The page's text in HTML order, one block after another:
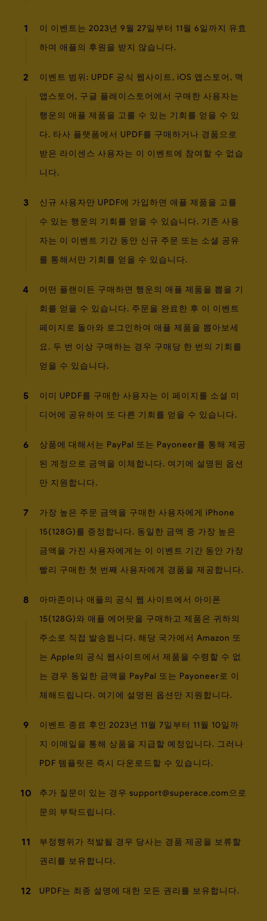
1
이 이벤트는 2023년 9월 27일부터 11월 6일까지 유효
하며 애플의 후원을 받지 않습니다.
2
이벤트 범위: UPDF 공식 웹사이트, iOS 앱스토어, 맥
앱스토어, 구글 플레이스토어에서 구매한 사용자는
행운의 애플 제품을 고를 수 있는 기회를 얻을 수 있
다. 타사 플랫폼에서 UPDF를 구매하거나 경품으로
받은 라이센스 사용자는 이 이벤트에 참여할 수 없습
니다.
3
신규 사용자만 UPDF에 가입하면 애플 제품을 고를
수 있는 행운의 기회를 얻을 수 있습니다. 기존 사용
자는 이 이벤트 기간 동안 신규 주문 또는 소셜 공유
를 통해서만 기회를 얻을 수 있습니다.
4
어떤 플랜이든 구매하면 행운의 애플 제품을 뽑을 기
회를 얻을 수 있습니다. 주문을 완료한 후 이 이벤트
페이지로 돌아와 로그인하여 애플 제품을 뽑아보세
요. 두 번 이상 구매하는 경우 구매당 한 번의 기회를
얻을 수 있습니다.
5
이미 UPDF를 구매한 사용자는 이 페이지를 소셜 미
디어에 공유하여 또 다른 기회를 얻을 수 있습니다.
6
상품에 대해서는 PayPal 또는 Payoneer를 통해 제공
된 계정으로 금액을 이체합니다. 여기에 설명된 옵션
만 지원합니다.
7
가장 높은 주문 금액을 구매한 사용자에게 iPhone
15(128G)를 증정합니다. 동일한 금액 중 가장 높은
금액을 가진 사용자에게는 이 이벤트 기간 동안 가장
빨리 구매한 첫 번째 사용자에게 경품을 제공합니다.
8
아마존이나 애플의 공식 웹 사이트에서 아이폰
15(128G)와 애플 에어팟을 구매하고 제품은 귀하의
주소로 직접 발송됩니다. 해당 국가에서 Amazon 또
는 Apple의 공식 웹사이트에서 제품을 수령할 수 없
는 경우 동일한 금액을 PayPal 또는 Payoneer로 이
체해드립니다. 여기에 설명된 옵션만 지원합니다.
9
이벤트 종료 후인 2023년 11월 7일부터 11월 10일까
지 이메일을 통해 상품을 지급할 예정입니다. 그러나
PDF 템플릿은 즉시 다운로드할 수 있습니다.
10 추가 질문이 있는 경우 support@superace.com으로
문의 부탁드립니다.
11
부정행위가 적발될 경우 당사는 경품 제공을 보류할
권리를 보유합니다.
12 UPDF는 최종 설명에 대한 모든 권리를 보유합니다.